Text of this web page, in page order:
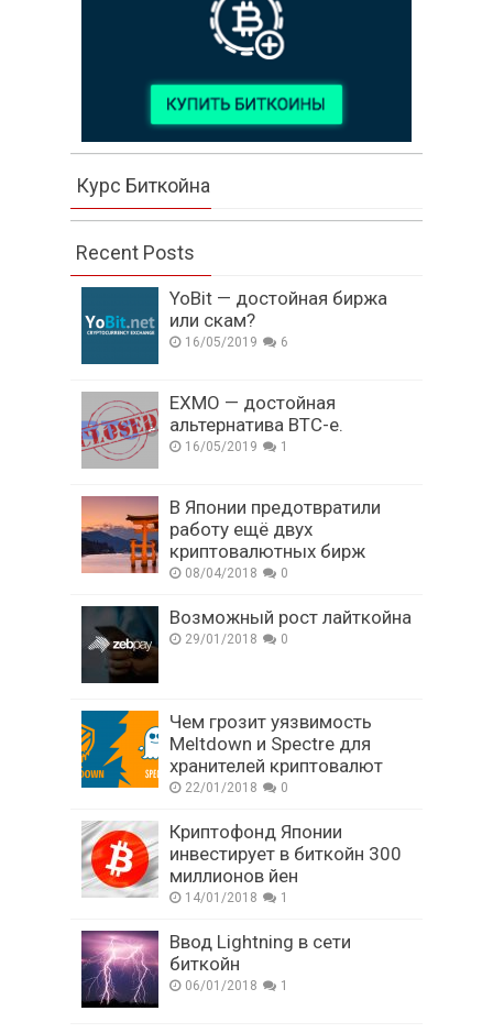
Курс Биткойна
Recent Posts
YoBit — достойная биржа
или скам?
16/05/2019 6
EXMO — достойная
альтернатива BTC-e.
16/05/2019 1
В Японии предотвратили
работу ещё двух
криптовалютных бирж
08/04/2018 0
Возможный рост лайткойна
29/01/2018 0
Чем грозит уязвимость
Meltdown и Spectre для
хранителей криптовалют
22/01/2018 0
Криптофонд Японии
инвестирует в биткойн 300
миллионов йен
14/01/2018 1
Ввод Lightning в сети
биткойн
06/01/2018 1